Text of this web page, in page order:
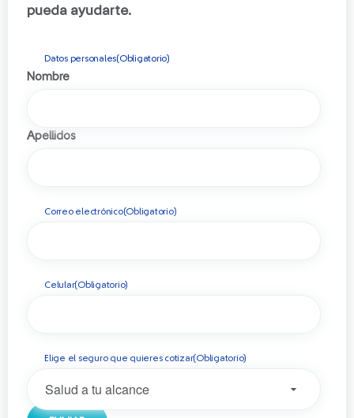
pueda ayudarte.
Datos personales(Obligatorio)
Nombre
Apellidos
Correo electrónico(Obligatorio)
Celular(Obligatorio)
Elige el seguro que quieres cotizar(Obligatorio)